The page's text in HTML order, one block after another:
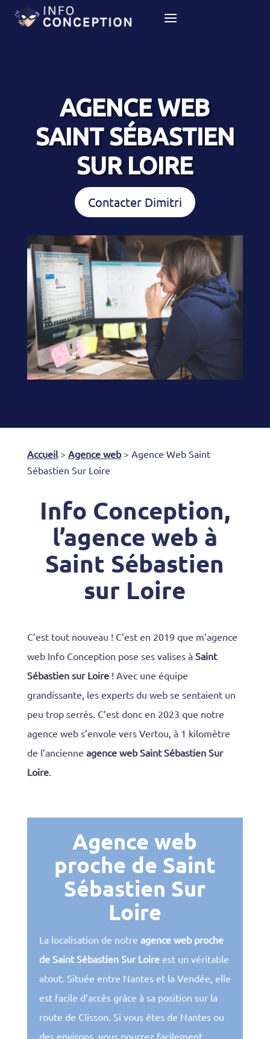
AGENCE WEB
SAINT SÉBASTIEN
SUR LOIRE
Contacter Dimitri
Accueil> Agence web> Agence Web Saint
Sébastien Sur Loire
Info Conception,
l’agence web à
Saint Sébastien
sur Loire
C’est tout nouveau ! C’est en 2019 que m’agence
web Info Conception pose ses valises à Saint
Sébastien sur Loire ! Avec une équipe
grandissante, les experts du web se sentaient un
peu trop serrés. C’est donc en 2023 que notre
agence web s’envole vers Vertou, à 1 kilomètre
de l’ancienne agence web Saint Sébastien Sur
Loire.
Agence web
proche de Saint
Sébastien Sur
Loire
La localisation de notre agence web proche
de Saint Sébastien Sur Loireest un véritable
atout. Située entre Nantes et la Vendée, elle
est facile d’accès grâce à sa position sur la
route de Clisson. Si vous êtes de Nantes ou
des environs, vous pourrez facilement